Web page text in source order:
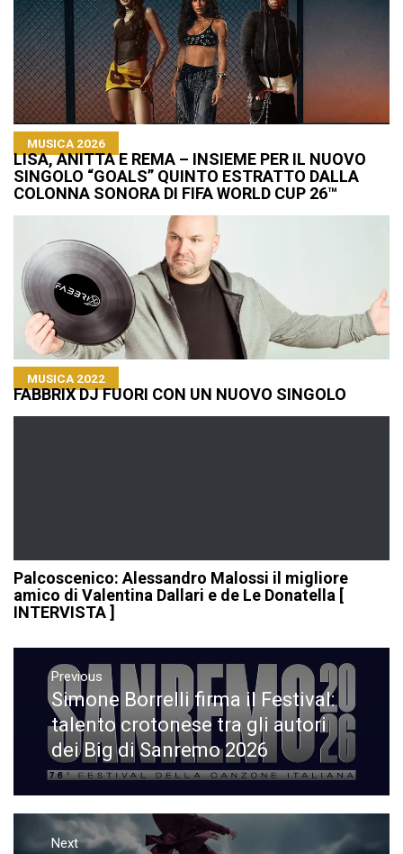
MUSICA 2026
LISA, ANITTA E REMA – INSIEME PER IL NUOVO
SINGOLO “GOALS” QUINTO ESTRATTO DALLA
COLONNA SONORA DI FIFA WORLD CUP 26™​
MUSICA 2022
FABBRIX DJ FUORI CON UN NUOVO SINGOLO
Palcoscenico: Alessandro Malossi il migliore
amico di Valentina Dallari e de Le Donatella [
INTERVISTA ]
Navigazione
articoli
Previous
Previous
post:
Simone Borrelli firma il Festival:
talento crotonese tra gli autori
dei Big di Sanremo 2026
Next